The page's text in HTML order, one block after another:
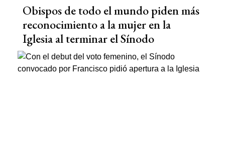
Obispos de todo el mundo piden más
reconocimiento a la mujer en la
Iglesia al terminar el Sínodo